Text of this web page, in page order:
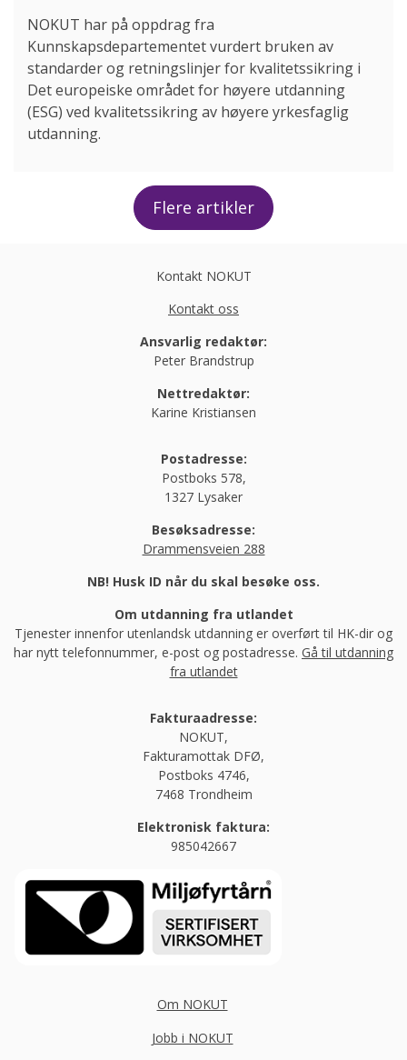
NOKUT har på oppdrag fra
Kunnskapsdepartementet vurdert bruken av
standarder og retningslinjer for kvalitetssikring i
Det europeiske området for høyere utdanning
(ESG) ved kvalitetssikring av høyere yrkesfaglig
utdanning.
Flere artikler
Kontakt NOKUT
Kontakt oss
Ansvarlig redaktør:
Peter Brandstrup
Nettredaktør:
Karine Kristiansen
Postadresse:
Postboks 578,
1327 Lysaker
Besøksadresse:
Drammensveien 288
NB! Husk ID når du skal besøke oss.
Om utdanning fra utlandet
Tjenester innenfor utenlandsk utdanning er overført til HK-dir og
har nytt telefonnummer, e-post og postadresse. Gå til utdanning
fra utlandet
Fakturaadresse:
NOKUT,
Fakturamottak DFØ,
Postboks 4746,
7468 Trondheim
Elektronisk faktura:
985042667
Om NOKUT
Jobb i NOKUT